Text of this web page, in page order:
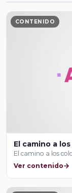
CONTENIDO
El camino a
El camino a los
Ver contenido